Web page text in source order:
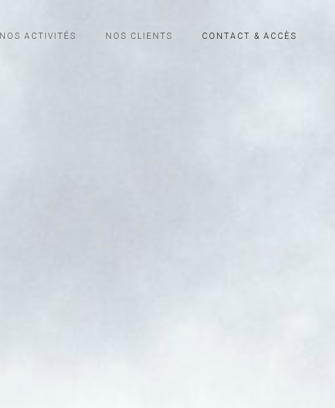
NOS ACTIVITÉS NOS CLIENTS CONTACT & ACCÈS